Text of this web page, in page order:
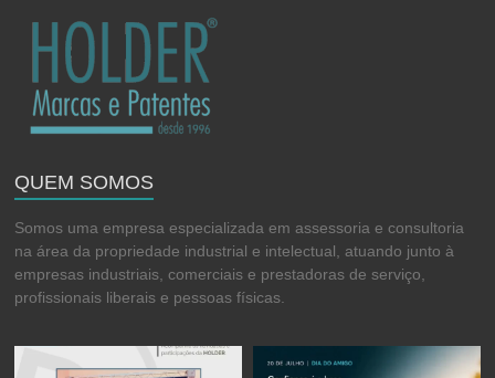
QUEM SOMOS
Somos uma empresa especializada em assessoria e consultoria
na área da propriedade industrial e intelectual, atuando junto à
empresas industriais, comerciais e prestadoras de serviço,
profissionais liberais e pessoas físicas.